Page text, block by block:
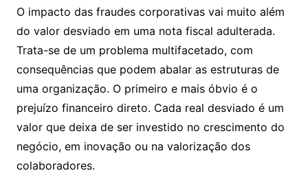
O impacto das fraudes corporativas vai muito além
do valor desviado em uma nota fiscal adulterada.
Trata-se de um problema multifacetado, com
consequências que podem abalar as estruturas de
uma organização. O primeiro e mais óbvio é o
prejuízo financeiro direto. Cada real desviado é um
valor que deixa de ser investido no crescimento do
negócio, em inovação ou na valorização dos
colaboradores.